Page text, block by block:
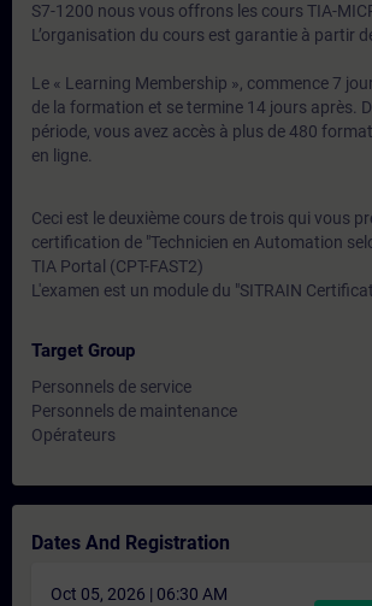
S7-1200 nous vous offrons les cours TIA-
L’organisation du cours est garantie à partir
Le « Learning Membership », commence 7
de la formation et se termine 14 jours après.
période, vous avez accès à plus de 480
en ligne.
Ceci est le deuxième cours de trois qui vous
certification de "Technicien en Automation
TIA Portal (CPT-FAST2)
L'examen est un module du "SITRAIN
Target Group
Personnels de service
Personnels de maintenance
Opérateurs
Dates And Registration
Oct 05, 2026 | 06:30 AM